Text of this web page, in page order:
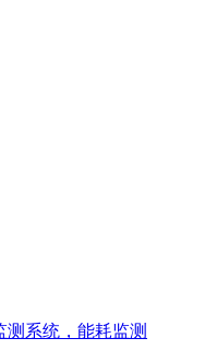
系统，能耗监测